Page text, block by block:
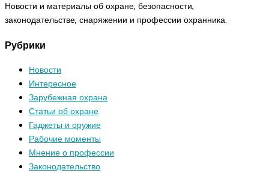
Новости и материалы об охране, безопасности,
законодательстве, снаряжении и профессии охранника.
Рубрики
Новости
Интересное
Зарубежная охрана
Статьи об охране
Гаджеты и оружие
Рабочие моменты
Мнение о профессии
Законодательство